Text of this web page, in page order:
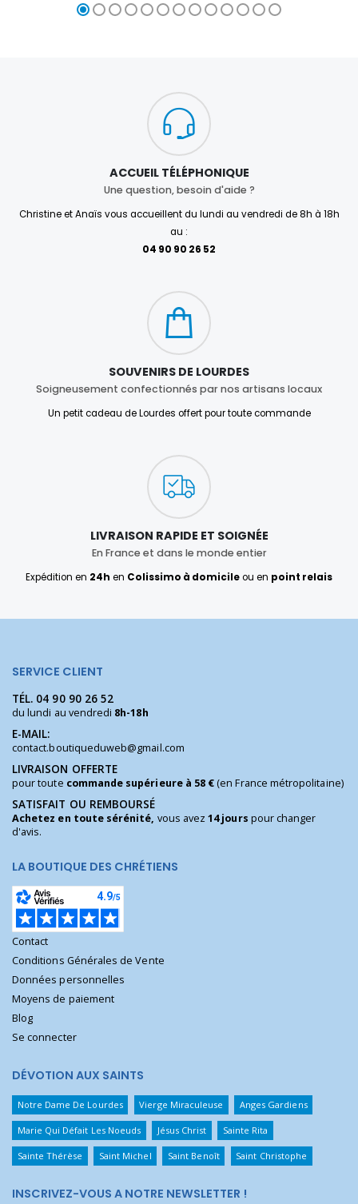
ACCUEIL TÉLÉPHONIQUE
Une question, besoin d'aide ?
Christine et Anaïs vous accueillent du lundi au vendredi de 8h à 18h
au :
04 90 90 26 52
SOUVENIRS DE LOURDES
Soigneusement confectionnés par nos artisans locaux
Un petit cadeau de Lourdes offert pour toute commande
LIVRAISON RAPIDE ET SOIGNÉE
En France et dans le monde entier
Expédition en 24h en Colissimo à domicileou en point relais
SERVICE CLIENT
TÉL. 04 90 90 26 52
du lundi au vendredi 8h-18h
E-MAIL:
contact.boutiqueduweb@gmail.com
LIVRAISON OFFERTE
pour toute commande supérieure à 58 €(en France métropolitaine)
SATISFAIT OU REMBOURSÉ
Achetez en toute sérénité, vous avez14 jours pour changer
d'avis.
LA BOUTIQUE DES CHRÉTIENS
Contact
Conditions Générales de Vente
Données personnelles
Moyens de paiement
Blog
Se connecter
DÉVOTION AUX SAINTS
Notre Dame De Lourdes Vierge Miraculeuse Anges Gardiens
Marie Qui Défait Les Noeuds Jésus Christ Sainte Rita
Sainte Thérèse Saint Michel Saint Benoît Saint Christophe
INSCRIVEZ-VOUS A NOTRE NEWSLETTER !